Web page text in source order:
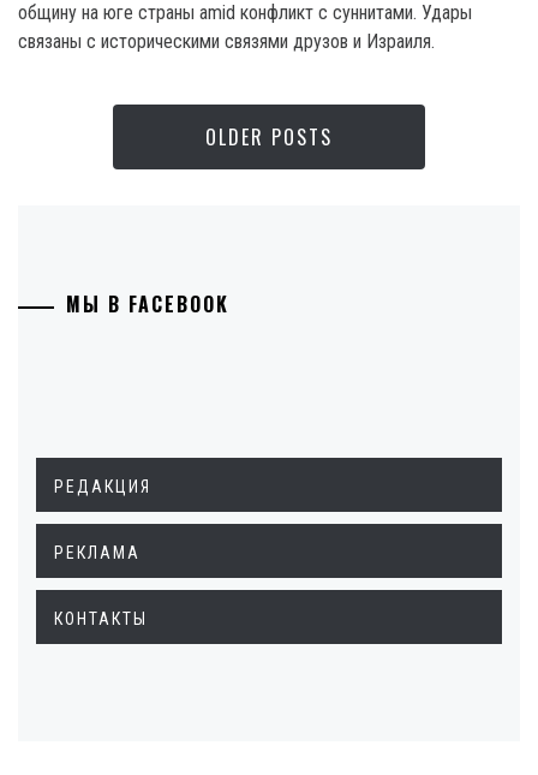
общину на юге страны amid конфликт с суннитами. Удары
связаны с историческими связями друзов и Израиля.
OLDER POSTS
МЫ В FACEBOOK
РЕДАКЦИЯ
РЕКЛАМА
КОНТАКТЫ